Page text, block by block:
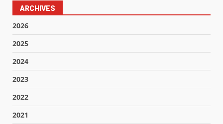
ARCHIVES
2026
2025
2024
2023
2022
2021